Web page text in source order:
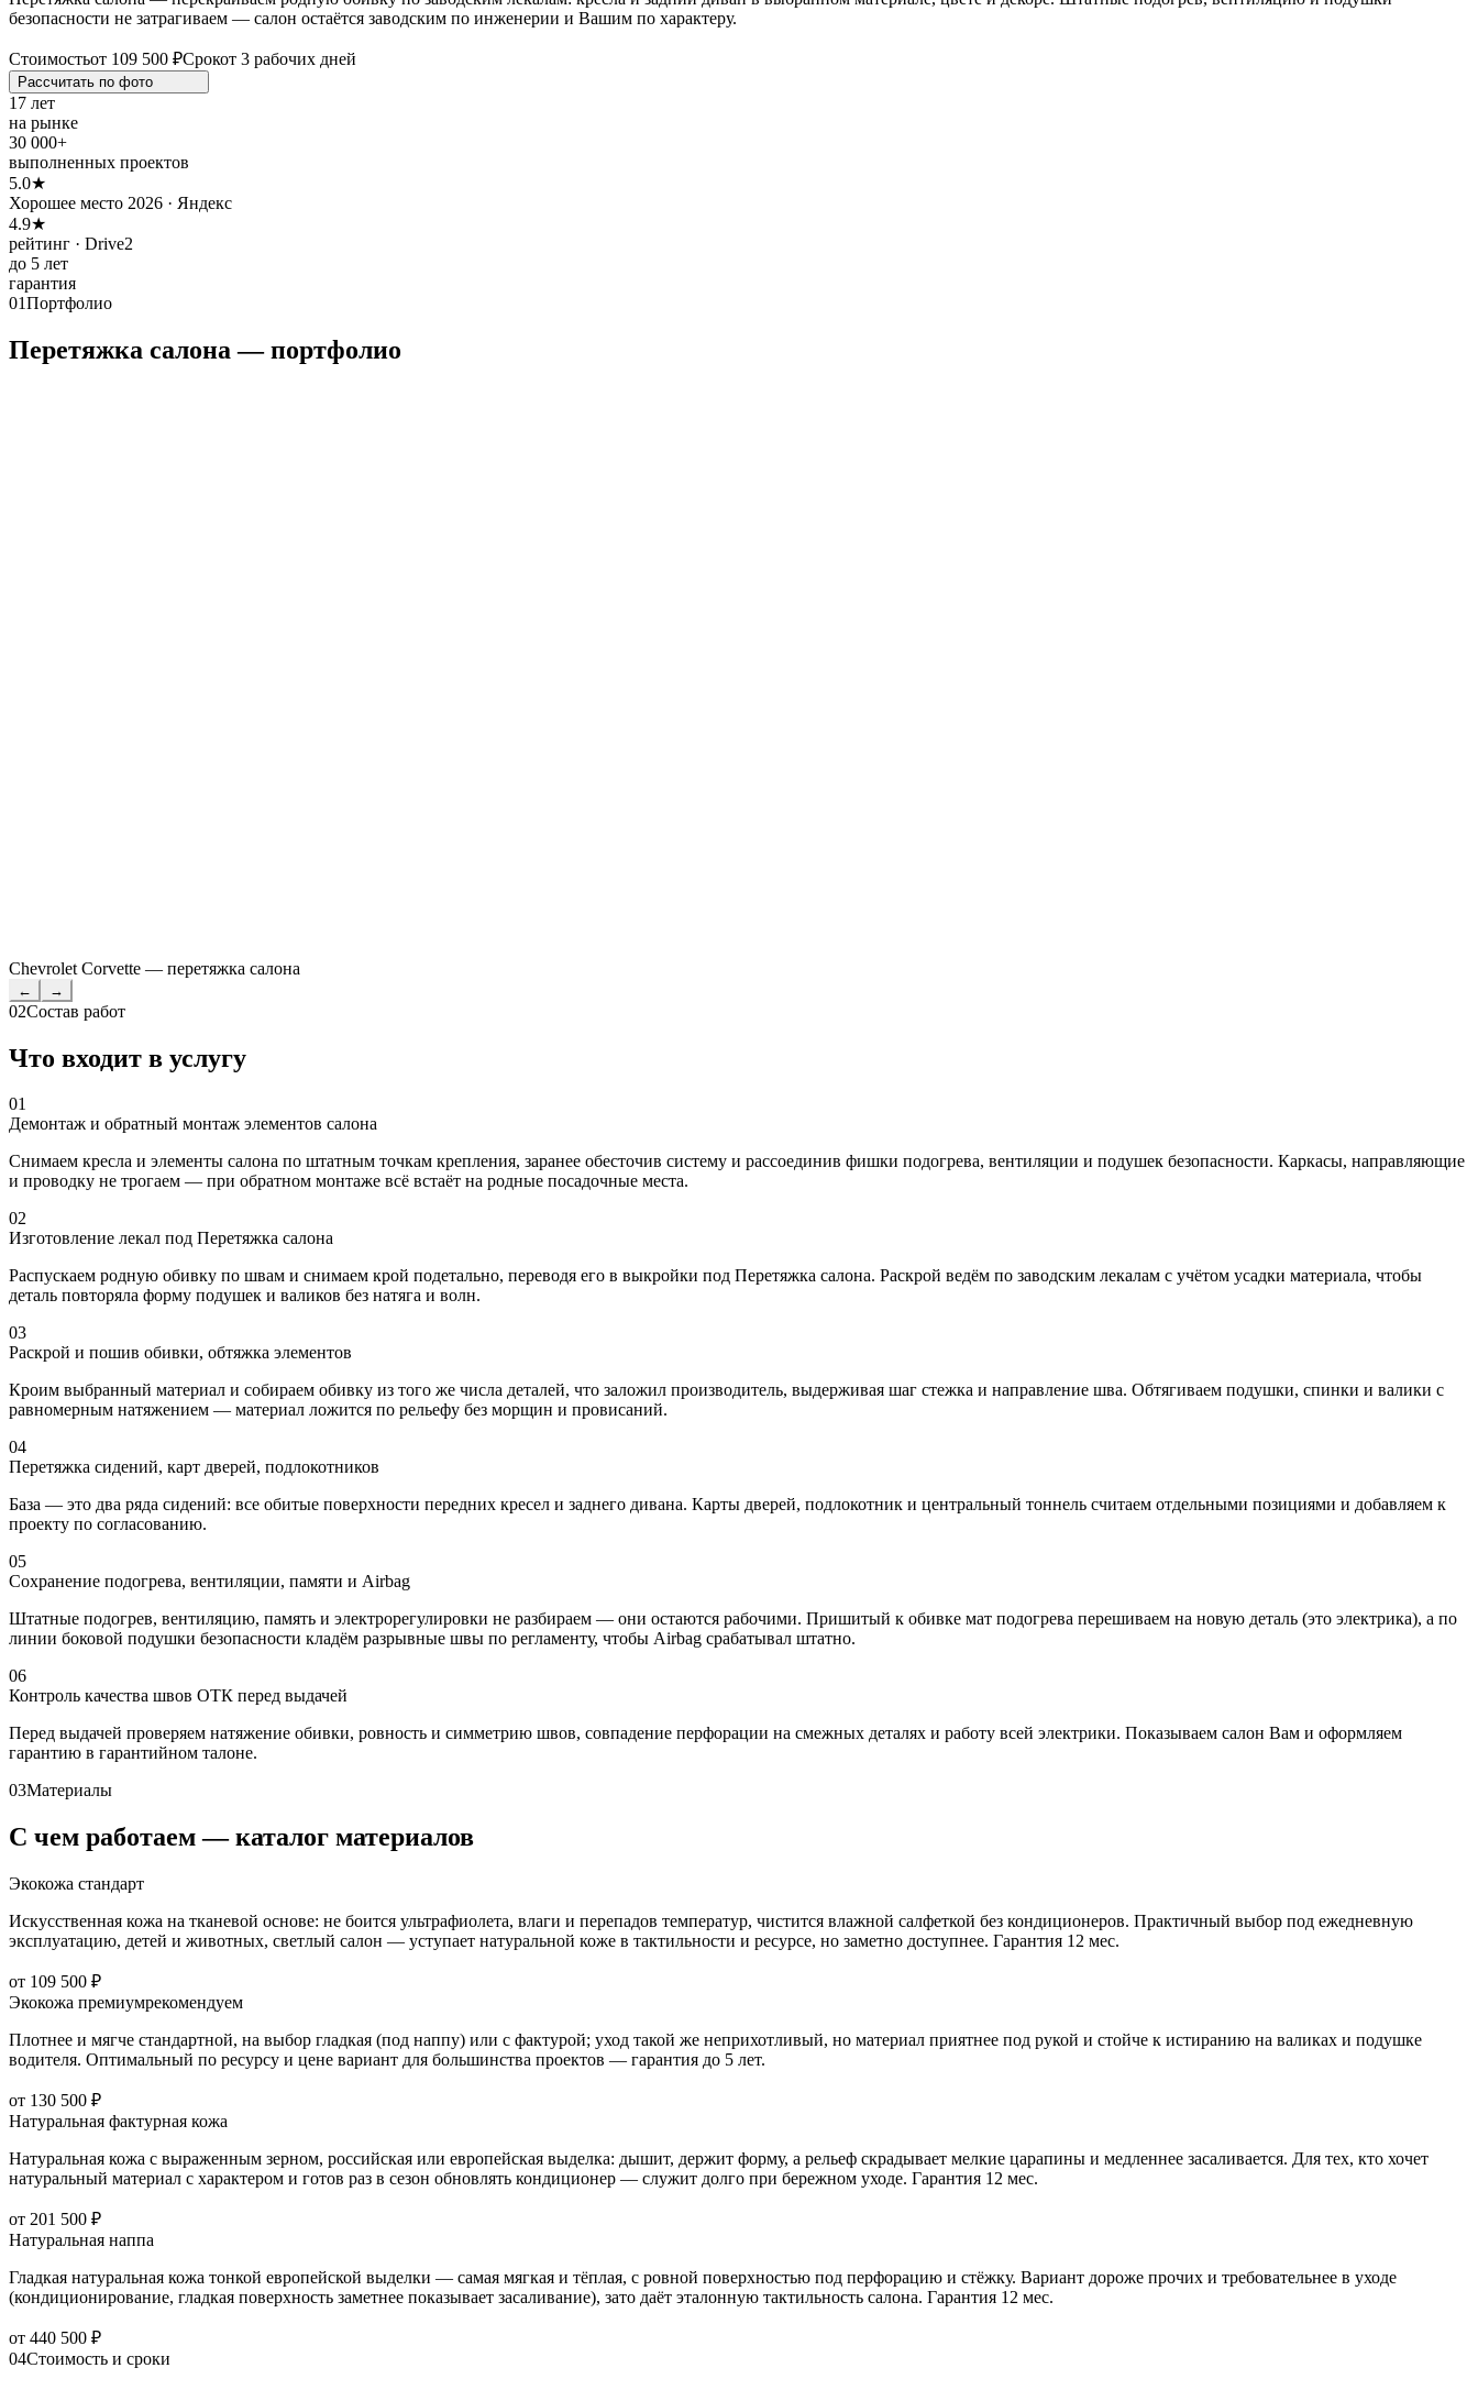
безопасности не затрагиваем — салон остаётся заводским по инженерии и Вашим по характеру.
Стоимостьот 109 500 ₽Срокот 3 рабочих дней
Рассчитать по фото
17 лет
на рынке
30 000+
выполненных проектов
5.0★
Хорошее место 2026 · Яндекс
4.9★
рейтинг · Drive2
до 5 лет
гарантия
01Портфолио
Перетяжка салона — портфолио
Chevrolet Corvette — перетяжка салона
← →
02Состав работ
Что входит в услугу
01
Демонтаж и обратный монтаж элементов салона
Снимаем кресла и элементы салона по штатным точкам крепления, заранее обесточив систему и рассоединив фишки подогрева, вентиляции и подушек безопасности. Каркасы, направляющие
и проводку не трогаем — при обратном монтаже всё встаёт на родные посадочные места.
02
Изготовление лекал под Перетяжка салона
Распускаем родную обивку по швам и снимаем крой подетально, переводя его в выкройки под Перетяжка салона. Раскрой ведём по заводским лекалам с учётом усадки материала, чтобы
деталь повторяла форму подушек и валиков без натяга и волн.
03
Раскрой и пошив обивки, обтяжка элементов
Кроим выбранный материал и собираем обивку из того же числа деталей, что заложил производитель, выдерживая шаг стежка и направление шва. Обтягиваем подушки, спинки и валики с
равномерным натяжением — материал ложится по рельефу без морщин и провисаний.
04
Перетяжка сидений, карт дверей, подлокотников
База — это два ряда сидений: все обитые поверхности передних кресел и заднего дивана. Карты дверей, подлокотник и центральный тоннель считаем отдельными позициями и добавляем к
проекту по согласованию.
05
Сохранение подогрева, вентиляции, памяти и Airbag
Штатные подогрев, вентиляцию, память и электрорегулировки не разбираем — они остаются рабочими. Пришитый к обивке мат подогрева перешиваем на новую деталь (это электрика), а по
линии боковой подушки безопасности кладём разрывные швы по регламенту, чтобы Airbag срабатывал штатно.
06
Контроль качества швов ОТК перед выдачей
Перед выдачей проверяем натяжение обивки, ровность и симметрию швов, совпадение перфорации на смежных деталях и работу всей электрики. Показываем салон Вам и оформляем
гарантию в гарантийном талоне.
03Материалы
С чем работаем — каталог материалов
Экокожа стандарт
Искусственная кожа на тканевой основе: не боится ультрафиолета, влаги и перепадов температур, чистится влажной салфеткой без кондиционеров. Практичный выбор под ежедневную
эксплуатацию, детей и животных, светлый салон — уступает натуральной коже в тактильности и ресурсе, но заметно доступнее. Гарантия 12 мес.
от 109 500 ₽
Экокожа премиумрекомендуем
Плотнее и мягче стандартной, на выбор гладкая (под наппу) или с фактурой; уход такой же неприхотливый, но материал приятнее под рукой и стойче к истиранию на валиках и подушке
водителя. Оптимальный по ресурсу и цене вариант для большинства проектов — гарантия до 5 лет.
от 130 500 ₽
Натуральная фактурная кожа
Натуральная кожа с выраженным зерном, российская или европейская выделка: дышит, держит форму, а рельеф скрадывает мелкие царапины и медленнее засаливается. Для тех, кто хочет
натуральный материал с характером и готов раз в сезон обновлять кондиционер — служит долго при бережном уходе. Гарантия 12 мес.
от 201 500 ₽
Натуральная наппа
Гладкая натуральная кожа тонкой европейской выделки — самая мягкая и тёплая, с ровной поверхностью под перфорацию и стёжку. Вариант дороже прочих и требовательнее в уходе
(кондиционирование, гладкая поверхность заметнее показывает засаливание), зато даёт эталонную тактильность салона. Гарантия 12 мес.
от 440 500 ₽
04Стоимость и сроки